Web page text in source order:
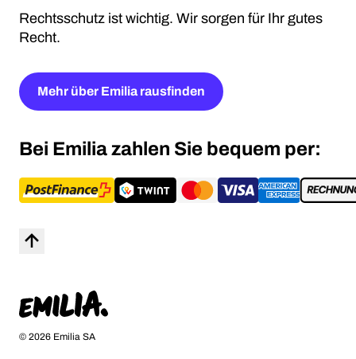
Rechtsschutz ist wichtig. Wir sorgen für Ihr gutes
Recht.
Mehr über Emilia rausfinden
Bei Emilia zahlen Sie bequem per:
© 2026 Emilia SA